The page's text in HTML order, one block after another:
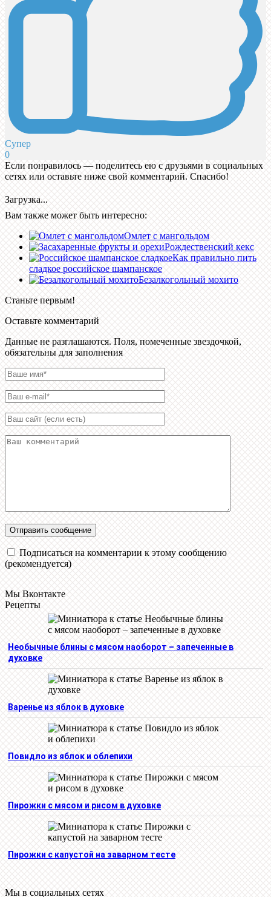
Супер
0
Если понравилось — поделитесь ею с друзьями в социальных
сетях или оставьте ниже свой комментарий. Спасибо!
Загрузка...
Вам также может быть интересно:
Омлет с мангольдом
Рождественский кекс
Как правильно пить
сладкое российское шампанское
Безалкогольный мохито
Станьте первым!
Оставьте комментарий
Данные не разглашаются. Поля, помеченные звездочкой,
обязательны для заполнения
Подписаться на комментарии к этому сообщению
(рекомендуется)
Мы Вконтакте
Рецепты
Необычные блины с мясом наоборот – запеченные в
духовке
Варенье из яблок в духовке
Повидло из яблок и облепихи
Пирожки с мясом и рисом в духовке
Пирожки с капустой на заварном тесте
Мы в социальных сетях